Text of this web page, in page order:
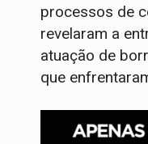
processos de
revelaram a
atuação de
que